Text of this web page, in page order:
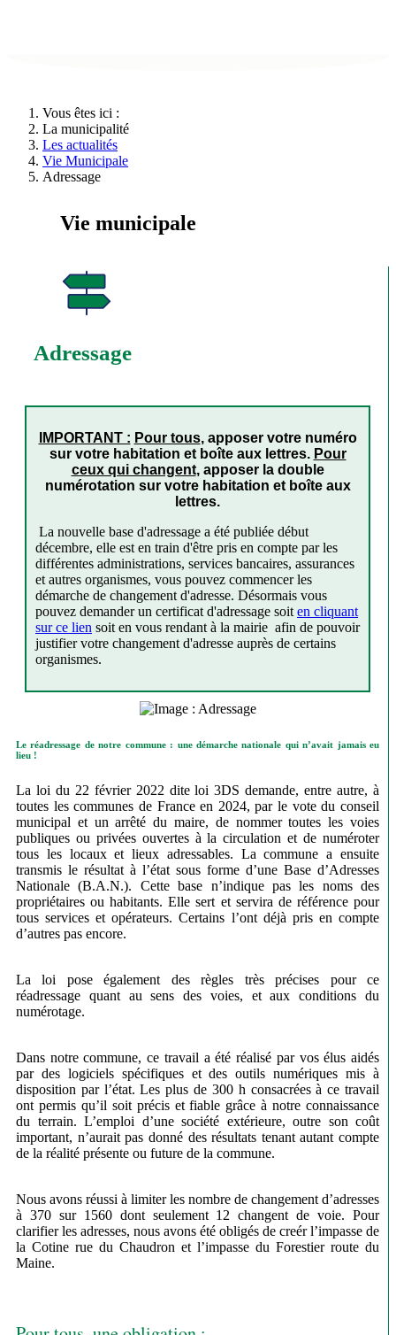
Vous êtes ici :
La municipalité
Les actualités
Vie Municipale
Adressage
Vie municipale
Adressage
IMPORTANT : Pour tous, apposer votre numéro
sur votre habitation et boîte aux lettres. Pour
ceux qui changent, apposer la double
numérotation sur votre habitation et boîte aux
lettres.
La nouvelle base d'adressage a été publiée début
décembre, elle est en train d'être pris en compte par les
différentes administrations, services bancaires, assurances
et autres organismes, vous pouvez commencer les
démarche de changement d'adresse. Désormais vous
pouvez demander un certificat d'adressage soit en cliquant
sur ce lien soit en vous rendant à la mairie afin de pouvoir
justifier votre changement d'adresse auprès de certains
organismes.
Le réadressage de notre commune : une démarche nationale qui n’avait jamais eu
lieu !
La loi du 22 février 2022 dite loi 3DS demande, entre autre, à
toutes les communes de France en 2024, par le vote du conseil
municipal et un arrêté du maire, de nommer toutes les voies
publiques ou privées ouvertes à la circulation et de numéroter
tous les locaux et lieux adressables. La commune a ensuite
transmis le résultat à l’état sous forme d’une Base d’Adresses
Nationale (B.A.N.). Cette base n’indique pas les noms des
propriétaires ou habitants. Elle sert et servira de référence pour
tous services et opérateurs. Certains l’ont déjà pris en compte
d’autres pas encore.
La loi pose également des règles très précises pour ce
réadressage quant au sens des voies, et aux conditions du
numérotage.
Dans notre commune, ce travail a été réalisé par vos élus aidés
par des logiciels spécifiques et des outils numériques mis à
disposition par l’état. Les plus de 300 h consacrées à ce travail
ont permis qu’il soit précis et fiable grâce à notre connaissance
du terrain. L’emploi d’une société extérieure, outre son coût
important, n’aurait pas donné des résultats tenant autant compte
de la réalité présente ou future de la commune.
Nous avons réussi à limiter les nombre de changement d’adresses
à 370 sur 1560 dont seulement 12 changent de voie. Pour
clarifier les adresses, nous avons été obligés de creér l’impasse de
la Cotine rue du Chaudron et l’impasse du Forestier route du
Maine.